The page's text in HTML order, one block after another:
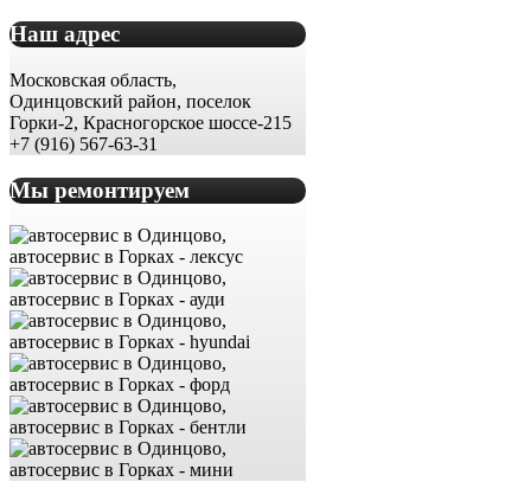
Наш адрес
Московская область,
Одинцовский район, поселок
Горки-2, Красногорское шоссе-215
+7 (916) 567-63-31
Мы ремонтируем